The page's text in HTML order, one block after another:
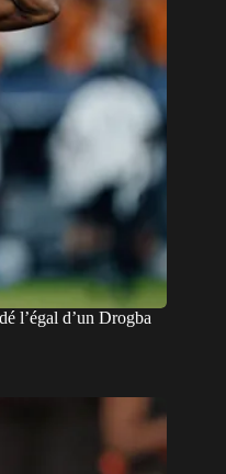
l’égal d’un Drogba